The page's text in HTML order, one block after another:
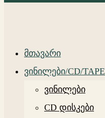
მთავარი
ვინილები/CD/TAPE
ვინილები
CD დისკები